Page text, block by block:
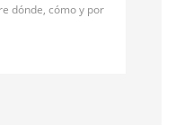
dónde, cómo y por